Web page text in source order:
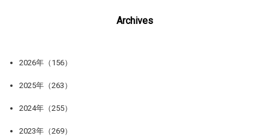
Archives
2026年（156）
2025年（263）
2024年（255）
2023年（269）